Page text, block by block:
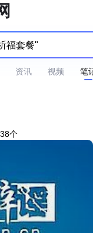
资讯 视频 笔
个